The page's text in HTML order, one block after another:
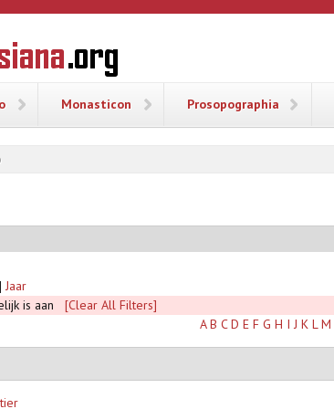
Monasticon Prosopographia
Jaar
is aan
[Clear All Filters]
A B C D E F G H I J K L M